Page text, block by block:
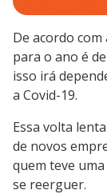
De acordo
para o ano é
isso irá
a Covid-19.
Essa volta
de novos
quem teve
se reerguer.